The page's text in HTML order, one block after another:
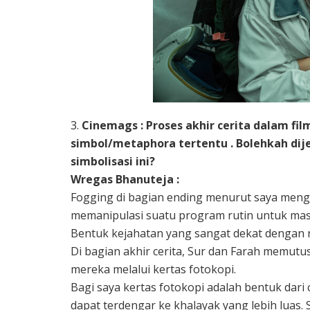
3. Cinemags : Proses akhir cerita dalam
simbol/metaphora tertentu . Bolehkah
simbolisasi ini?
Wregas Bhanuteja :
Fogging di bagian ending menurut saya
memanipulasi suatu program rutin untuk
Bentuk kejahatan yang sangat dekat dengan
Di bagian akhir cerita, Sur dan Farah
mereka melalui kertas fotokopi.
Bagi saya kertas fotokopi adalah bentuk
dapat terdengar ke khalayak yang lebih